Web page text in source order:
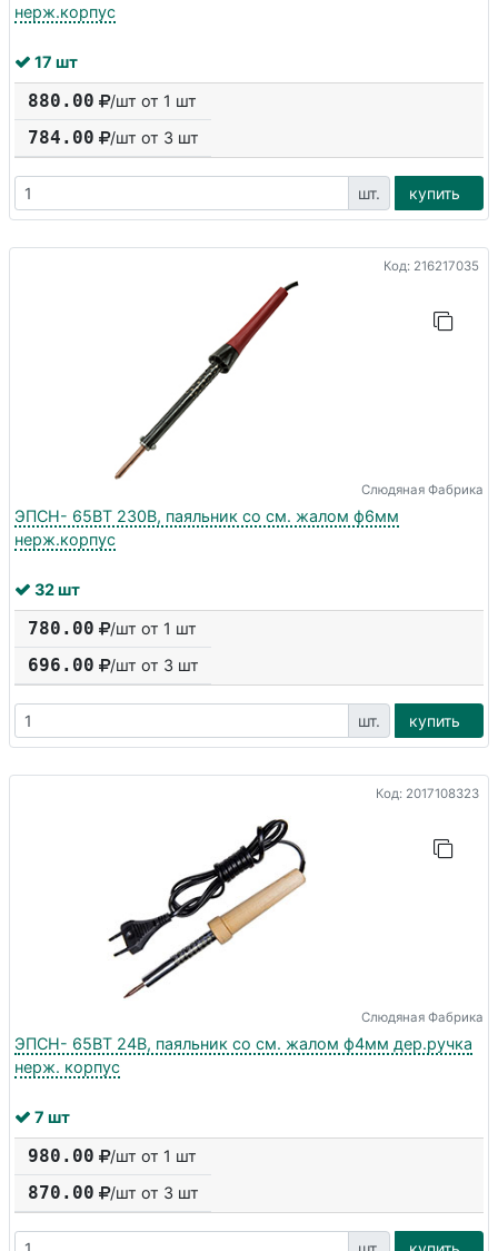
нерж.корпус
17 шт
880.00 /шт от 1 шт
784.00 /шт от 3 шт
шт. купить
Код: 216217035
Слюдяная Фабрика
ЭПСН- 65ВТ 230В, паяльник со см. жалом ф6мм
нерж.корпус
32 шт
780.00 /шт от 1 шт
696.00 /шт от 3 шт
шт. купить
Код: 2017108323
Слюдяная Фабрика
ЭПСН- 65ВТ 24В, паяльник со см. жалом ф4мм дер.ручка
нерж. корпус
7 шт
980.00 /шт от 1 шт
870.00 /шт от 3 шт